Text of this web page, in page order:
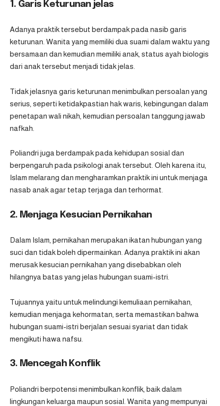
1. Garis Keturunan jelas
Adanya praktik tersebut berdampak pada nasib garis
keturunan. Wanita yang memiliki dua suami dalam waktu yang
bersamaan dan kemudian memiliki anak, status ayah biologis
dari anak tersebut menjadi tidak jelas.
Tidak jelasnya garis keturunan menimbulkan persoalan yang
serius, seperti ketidakpastian hak waris, kebingungan dalam
penetapan wali nikah, kemudian persoalan tanggung jawab
nafkah.
Poliandri juga berdampak pada kehidupan sosial dan
berpengaruh pada psikologi anak tersebut. Oleh karena itu,
Islam melarang dan mengharamkan praktik ini untuk menjaga
nasab anak agar tetap terjaga dan terhormat.
2. Menjaga Kesucian Pernikahan
Dalam Islam, pernikahan merupakan ikatan hubungan yang
suci dan tidak boleh dipermainkan. Adanya praktik ini akan
merusak kesucian pernikahan yang disebabkan oleh
hilangnya batas yang jelas hubungan suami-istri.
Tujuannya yaitu untuk melindungi kemuliaan pernikahan,
kemudian menjaga kehormatan, serta memastikan bahwa
hubungan suami-istri berjalan sesuai syariat dan tidak
mengikuti hawa nafsu.
3. Mencegah Konflik
Poliandri berpotensi menimbulkan konflik, baik dalam
lingkungan keluarga maupun sosial. Wanita yang mempunyai